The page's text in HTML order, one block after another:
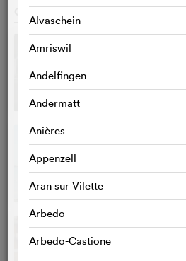
Alvaschein
Amriswil
Andelfingen
Andermatt
Anières
Appenzell
Aran sur Vilette
Arbedo
Arbedo-Castione
GALERIE